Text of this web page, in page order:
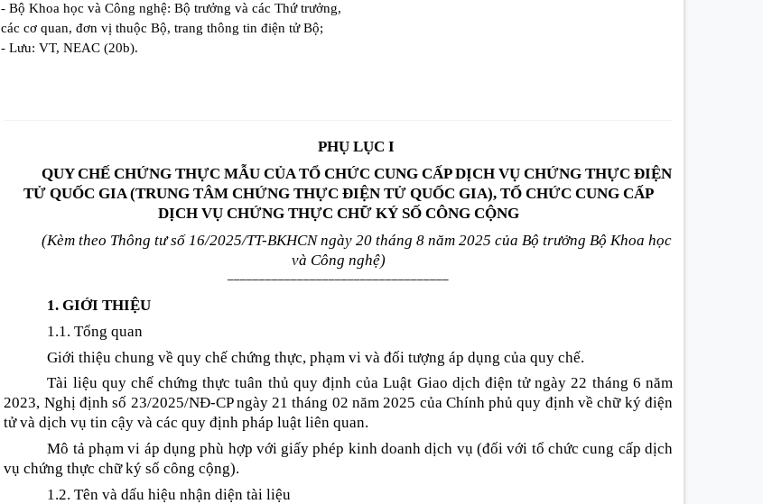
- Bộ Khoa học và Công nghệ: Bộ trưởng và các Thứ trưởng,
các cơ quan, đơn vị thuộc Bộ, trang thông tin điện tử Bộ;
- Lưu: VT, NEAC (20b).
PHỤ LỤC I
QUY CHẾ CHỨNG THỰC MẪU CỦA TỔ CHỨC CUNG CẤP DỊCH VỤ CHỨNG THỰC ĐIỆN
TỬ QUỐC GIA (TRUNG TÂM CHỨNG THỰC ĐIỆN TỬ QUỐC GIA), TỔ CHỨC CUNG CẤP
DỊCH VỤ CHỨNG THỰC CHỮ KÝ SỐ CÔNG CỘNG
(Kèm theo Thông tư số 16/2025/TT-BKHCN ngày 20 tháng 8 năm 2025 của Bộ trưởng Bộ Khoa học
và Công nghệ)
1. GIỚI THIỆU
1.1. Tổng quan
Giới thiệu chung về quy chế chứng thực, phạm vi và đối tượng áp dụng của quy chế.
Tài liệu quy chế chứng thực tuân thủ quy định của Luật Giao dịch điện tử ngày 22 tháng 6 năm
2023, Nghị định số 23/2025/NĐ-CP ngày 21 tháng 02 năm 2025 của Chính phủ quy định về chữ ký điện
tử và dịch vụ tin cậy và các quy định pháp luật liên quan.
Mô tả phạm vi áp dụng phù hợp với giấy phép kinh doanh dịch vụ (đối với tổ chức cung cấp dịch
vụ chứng thực chữ ký số công cộng).
1.2. Tên và dấu hiệu nhận diện tài liệu